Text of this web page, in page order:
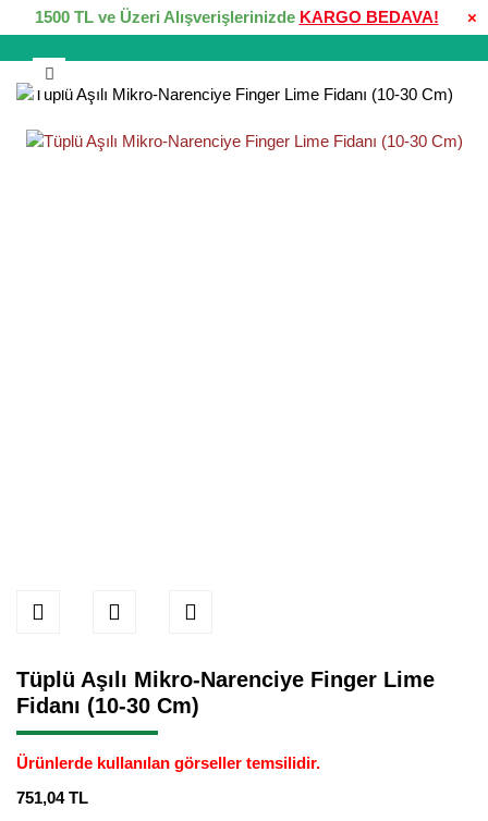
×
1500 TL ve Üzeri Alışverişlerinizde KARGO BEDAVA!
Tüplü Aşılı Mikro-Narenciye Finger Lime
Fidanı (10-30 Cm)
Ürünlerde kullanılan görseller temsilidir.
751,04 TL